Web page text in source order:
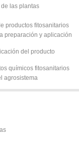
las plantas
productos fitosanitarios
preparación y aplicación
del producto
químicos fitosanitarios
agrosistema